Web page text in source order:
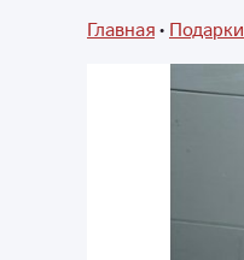
Главная Подарки